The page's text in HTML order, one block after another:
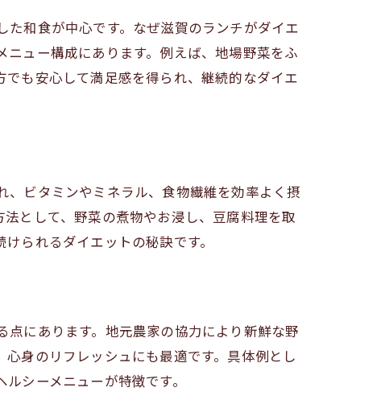
ェ
和食が中心です。なぜ滋賀のランチがダイエ
ュー構成にあります。例えば、地場野菜をふ
も安心して満足感を得られ、継続的なダイエ
ビタミンやミネラル、食物繊維を効率よく摂
として、野菜の煮物やお浸し、豆腐料理を取
られるダイエットの秘訣です。
にあります。地元農家の協力により新鮮な野
身のリフレッシュにも最適です。具体例とし
シーメニューが特徴です。